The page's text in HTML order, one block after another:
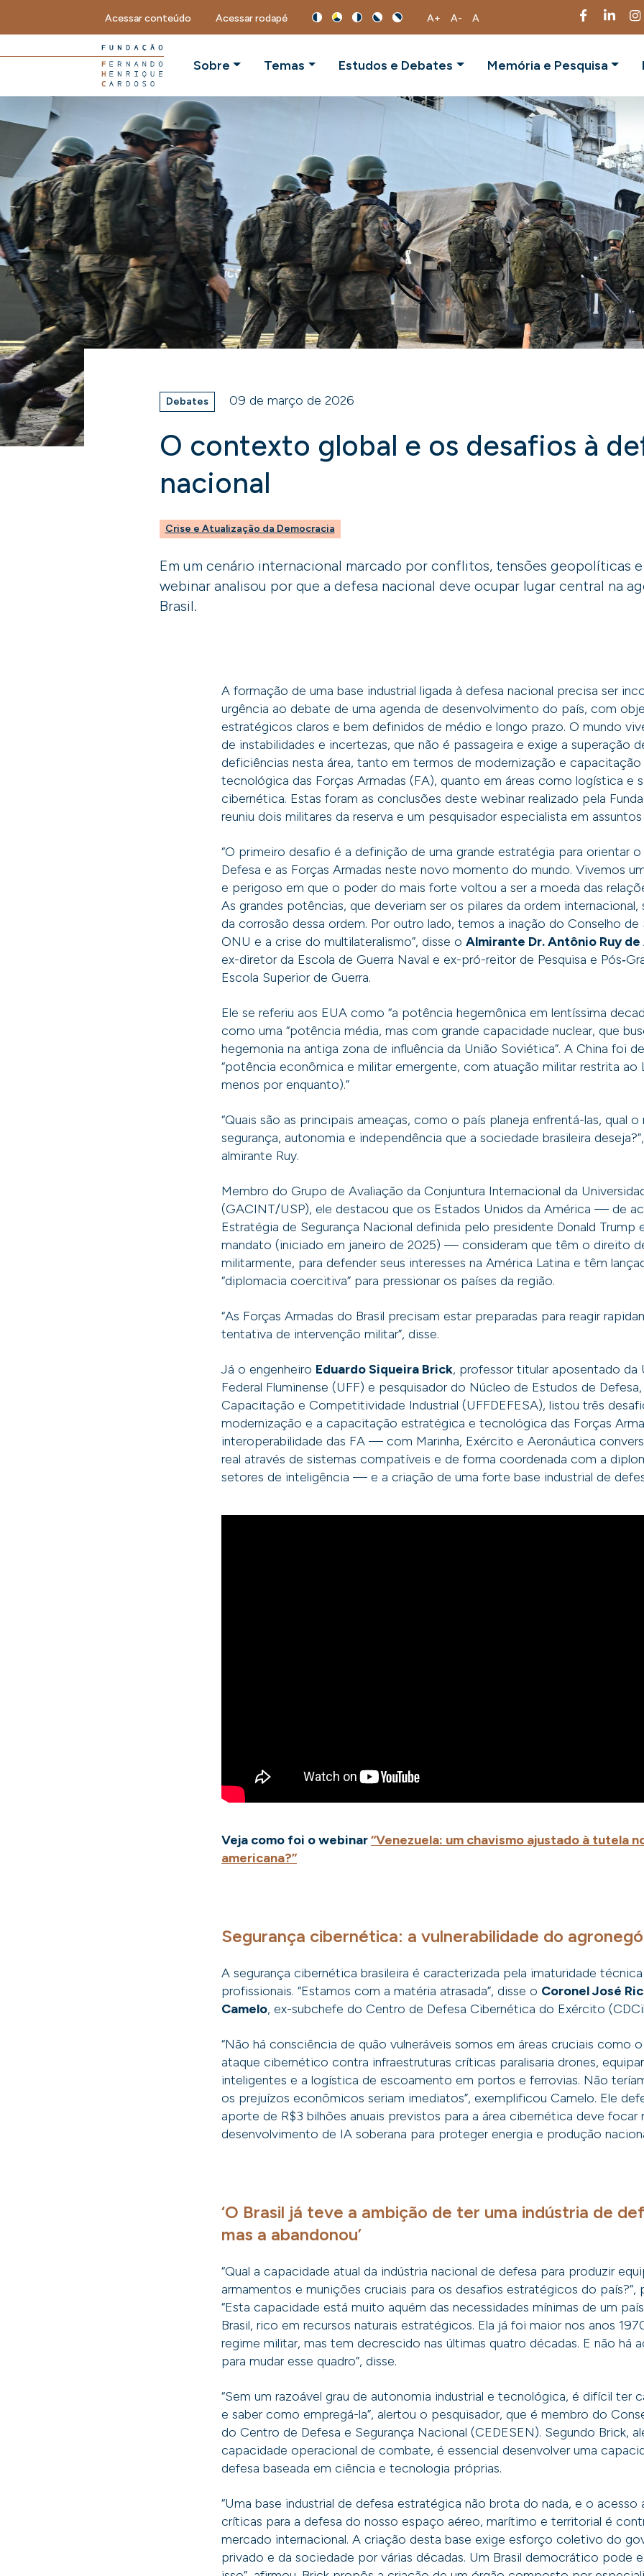
Acessar conteúdo Acessar rodapé A+ A- A
Sobre Temas Estudos e Debates Memória e Pesquisa
Debates 09 de março de 2026
O contexto global e os desafios à
nacional
Crise e Atualização da Democracia
Em um cenário internacional marcado por conflitos, tensões geopolíticas
webinar analisou por que a defesa nacional deve ocupar lugar central na
Brasil.
A formação de uma base industrial ligada à defesa nacional precisa ser
urgência ao debate de uma agenda de desenvolvimento do país, com
estratégicos claros e bem definidos de médio e longo prazo. O mundo
de instabilidades e incertezas, que não é passageira e exige a superação
deficiências nesta área, tanto em termos de modernização e
tecnológica das Forças Armadas (FA), quanto em áreas como logística e
cibernética. Estas foram as conclusões deste webinar realizado pela
reuniu dois militares da reserva e um pesquisador especialista em
“O primeiro desafio é a definição de uma grande estratégia para orientar
Defesa e as Forças Armadas neste novo momento do mundo. Vivemos
e perigoso em que o poder do mais forte voltou a ser a moeda das
As grandes potências, que deveriam ser os pilares da ordem internacional,
da corrosão dessa ordem. Por outro lado, temos a inação do Conselho de
ONU e a crise do multilateralismo”, disse o Almirante Dr. Antônio Ruy
ex-diretor da Escola de Guerra Naval e ex-pró-reitor de Pesquisa e
Escola Superior de Guerra.
Ele se referiu aos EUA como “a potência hegemônica em lentíssima
como uma “potência média, mas com grande capacidade nuclear, que
hegemonia na antiga zona de influência da União Soviética”. A China foi
“potência econômica e militar emergente, com atuação militar restrita ao
menos por enquanto).”
“Quais são as principais ameaças, como o país planeja enfrentá-las, qual o
segurança, autonomia e independência que a sociedade brasileira
almirante Ruy.
Membro do Grupo de Avaliação da Conjuntura Internacional da
(GACINT/USP), ele destacou que os Estados Unidos da América — de
Estratégia de Segurança Nacional definida pelo presidente Donald Trump
mandato (iniciado em janeiro de 2025) — consideram que têm o direito
militarmente, para defender seus interesses na América Latina e têm
“diplomacia coercitiva” para pressionar os países da região.
“As Forças Armadas do Brasil precisam estar preparadas para reagir
tentativa de intervenção militar”, disse.
Já o engenheiro Eduardo Siqueira Brick, professor titular aposentado da
Federal Fluminense (UFF) e pesquisador do Núcleo de Estudos de
Capacitação e Competitividade Industrial (UFFDEFESA), listou três
modernização e a capacitação estratégica e tecnológica das Forças
interoperabilidade das FA — com Marinha, Exército e Aeronáutica
real através de sistemas compatíveis e de forma coordenada com a
setores de inteligência — e a criação de uma forte base industrial de
Veja como foi o webinar“Venezuela: um chavismo ajustado à tutela
americana?”
Segurança cibernética: a vulnerabilidade do
A segurança cibernética brasileira é caracterizada pela imaturidade
profissionais. “Estamos com a matéria atrasada”, disse o Coronel José
Camelo, ex-subchefe do Centro de Defesa Cibernética do Exército
“Não há consciência de quão vulneráveis somos em áreas cruciais como
ataque cibernético contra infraestruturas críticas paralisaria drones,
inteligentes e a logística de escoamento em portos e ferrovias. Não
os prejuízos econômicos seriam imediatos”, exemplificou Camelo. Ele
aporte de R$3 bilhões anuais previstos para a área cibernética deve focar
desenvolvimento de IA soberana para proteger energia e produção
‘O Brasil já teve a ambição de ter uma indústria de
mas a abandonou’
“Qual a capacidade atual da indústria nacional de defesa para produzir
armamentos e munições cruciais para os desafios estratégicos do país?”,
“Esta capacidade está muito aquém das necessidades mínimas de um
Brasil, rico em recursos naturais estratégicos. Ela já foi maior nos anos
regime militar, mas tem decrescido nas últimas quatro décadas. E não há
para mudar esse quadro”, disse.
“Sem um razoável grau de autonomia industrial e tecnológica, é difícil ter
e saber como empregá-la”, alertou o pesquisador, que é membro do
do Centro de Defesa e Segurança Nacional (CEDESEN). Segundo Brick,
capacidade operacional de combate, é essencial desenvolver uma
defesa baseada em ciência e tecnologia próprias.
“Uma base industrial de defesa estratégica não brota do nada, e o acesso
críticas para a defesa do nosso espaço aéreo, marítimo e territorial é
mercado internacional. A criação desta base exige esforço coletivo do
privado e da sociedade por várias décadas. Um Brasil democrático pode